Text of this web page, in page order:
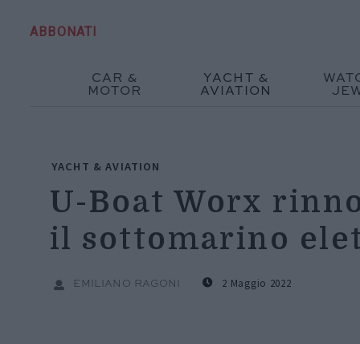
ABBONATI
CAR &
MOTOR
YACHT &
AVIATION
YACHT & AVIATION
U-Boat Worx
il sottomarino
EMILIANO RAGONI 2 Maggio 2022